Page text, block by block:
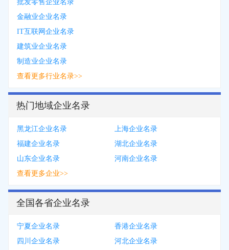
批发零售企业名录
金融业企业名录
IT互联网企业名录
建筑业企业名录
制造业企业名录
查看更多行业名录>>
热门地域企业名录
黑龙江企业名录
上海企业名录
福建企业名录
湖北企业名录
山东企业名录
河南企业名录
查看更多企业>>
全国各省企业名录
宁夏企业名录
香港企业名录
四川企业名录
河北企业名录